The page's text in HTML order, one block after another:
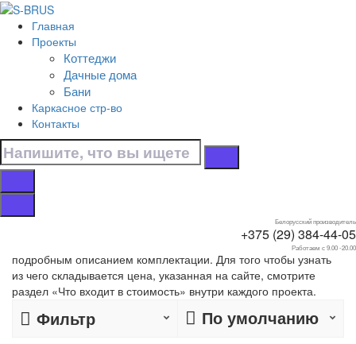
Перейти к контенту
Главная
Проекты
Коттеджи
Дачные дома
Бани
Каркасное стр-во
Контакты
Белорусский производитель
+375 (29) 384-44-05
Работаем с 9.00 -20.00
Главная
Дома 10х9
Собственное производство
Строительство в Москве и Московской области. Более
400 готовых проектов с фото, планировкой, чертежами и
подробным описанием комплектации. Для того чтобы узнать
из чего складывается цена, указанная на сайте, смотрите
раздел «Что входит в стоимость» внутри каждого проекта.
Фильтр По умолчанию